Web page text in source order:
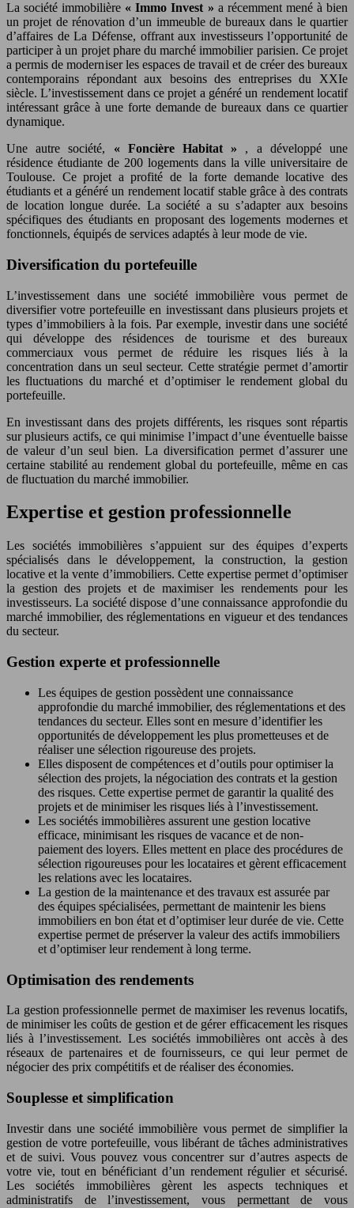
La société immobilière « Immo Invest » a récemment mené à bien
un projet de rénovation d’un immeuble de bureaux dans le quartier
d’affaires de La Défense, offrant aux investisseurs l’opportunité de
participer à un projet phare du marché immobilier parisien. Ce projet
a permis de moderniser les espaces de travail et de créer des bureaux
contemporains répondant aux besoins des entreprises du XXIe
siècle. L’investissement dans ce projet a généré un rendement locatif
intéressant grâce à une forte demande de bureaux dans ce quartier
dynamique.
Une autre société, « Foncière Habitat » , a développé une
résidence étudiante de 200 logements dans la ville universitaire de
Toulouse. Ce projet a profité de la forte demande locative des
étudiants et a généré un rendement locatif stable grâce à des contrats
de location longue durée. La société a su s’adapter aux besoins
spécifiques des étudiants en proposant des logements modernes et
fonctionnels, équipés de services adaptés à leur mode de vie.
Diversification du portefeuille
L’investissement dans une société immobilière vous permet de
diversifier votre portefeuille en investissant dans plusieurs projets et
types d’immobiliers à la fois. Par exemple, investir dans une société
qui développe des résidences de tourisme et des bureaux
commerciaux vous permet de réduire les risques liés à la
concentration dans un seul secteur. Cette stratégie permet d’amortir
les fluctuations du marché et d’optimiser le rendement global du
portefeuille.
En investissant dans des projets différents, les risques sont répartis
sur plusieurs actifs, ce qui minimise l’impact d’une éventuelle baisse
de valeur d’un seul bien. La diversification permet d’assurer une
certaine stabilité au rendement global du portefeuille, même en cas
de fluctuation du marché immobilier.
Expertise et gestion professionnelle
Les sociétés immobilières s’appuient sur des équipes d’experts
spécialisés dans le développement, la construction, la gestion
locative et la vente d’immobiliers. Cette expertise permet d’optimiser
la gestion des projets et de maximiser les rendements pour les
investisseurs. La société dispose d’une connaissance approfondie du
marché immobilier, des réglementations en vigueur et des tendances
du secteur.
Gestion experte et professionnelle
Les équipes de gestion possèdent une connaissance
approfondie du marché immobilier, des réglementations et des
tendances du secteur. Elles sont en mesure d’identifier les
opportunités de développement les plus prometteuses et de
réaliser une sélection rigoureuse des projets.
Elles disposent de compétences et d’outils pour optimiser la
sélection des projets, la négociation des contrats et la gestion
des risques. Cette expertise permet de garantir la qualité des
projets et de minimiser les risques liés à l’investissement.
Les sociétés immobilières assurent une gestion locative
efficace, minimisant les risques de vacance et de non-
paiement des loyers. Elles mettent en place des procédures de
sélection rigoureuses pour les locataires et gèrent efficacement
les relations avec les locataires.
La gestion de la maintenance et des travaux est assurée par
des équipes spécialisées, permettant de maintenir les biens
immobiliers en bon état et d’optimiser leur durée de vie. Cette
expertise permet de préserver la valeur des actifs immobiliers
et d’optimiser leur rendement à long terme.
Optimisation des rendements
La gestion professionnelle permet de maximiser les revenus locatifs,
de minimiser les coûts de gestion et de gérer efficacement les risques
liés à l’investissement. Les sociétés immobilières ont accès à des
réseaux de partenaires et de fournisseurs, ce qui leur permet de
négocier des prix compétitifs et de réaliser des économies.
Souplesse et simplification
Investir dans une société immobilière vous permet de simplifier la
gestion de votre portefeuille, vous libérant de tâches administratives
et de suivi. Vous pouvez vous concentrer sur d’autres aspects de
votre vie, tout en bénéficiant d’un rendement régulier et sécurisé.
Les sociétés immobilières gèrent les aspects techniques et
administratifs de l’investissement, vous permettant de vous